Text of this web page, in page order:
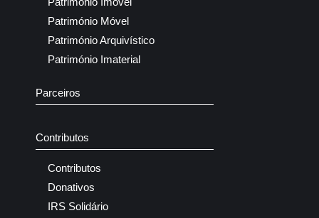
Património Móvel
Património Arquivístico
Património Imaterial
Parceiros
Contributos
Contributos
Donativos
IRS Solidário